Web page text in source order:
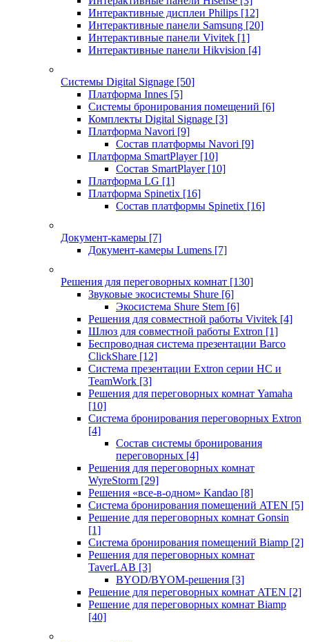
Интерактивные дисплеи Philips [12]
Интерактивные панели Samsung [20]
Интерактивные панели Vivitek [1]
Интерактивные панели Hikvision [4]
Системы Digital Signage [50]
Платформа Innes [5]
Системы бронирования помещений [6]
Комплекты Digital Signage [3]
Платформа Navori [9]
Состав платформы Navori [9]
Платформа SmartPlayer [10]
Состав SmartPlayer [10]
Платформа LG [1]
Платформа Spinetix [16]
Состав платформы Spinetix [16]
Документ-камеры [7]
Документ-камеры Lumens [7]
Решения для переговорных комнат [130]
Звуковые экосистемы Shure [6]
Экосистема Shure Stem [6]
Решения для совместной работы Vivitek [4]
Шлюз для совместной работы Extron [1]
Беспроводная система презентации Barco
ClickShare [12]
Система презентации Extron серии HC и
TeamWork [3]
Решения для переговорных комнат Yamaha
[10]
Система бронирования переговорных Extron
[4]
Состав системы бронирования
переговорных [4]
Решения для переговорных комнат
WyreStorm [29]
Решения «все-в-одном» Kandao [8]
Система бронирования помещений ATEN [5]
Решение для переговорных комнат Gonsin
[1]
Система бронирования помещений Biamp [2]
Решения для переговорных комнат
TaverLAB [3]
BYOD/BYOM-решения [3]
Решение для переговорных комнат ATEN [2]
Решение для переговорных комнат Biamp
[40]